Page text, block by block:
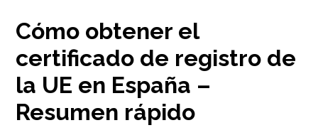
Cómo obtener el
certificado de registro de
la UE en España –
Resumen rápido